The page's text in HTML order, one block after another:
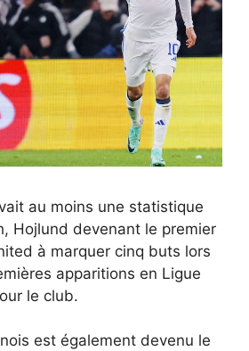
au moins une statistique
Hojlund devenant le premier
à marquer cinq buts lors
apparitions en Ligue
le club.
est également devenu le